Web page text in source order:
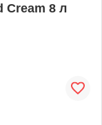
Cream 8 л